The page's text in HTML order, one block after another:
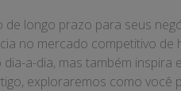
de longo prazo para seus
no mercado competitivo
a-dia, mas também
exploraremos como você